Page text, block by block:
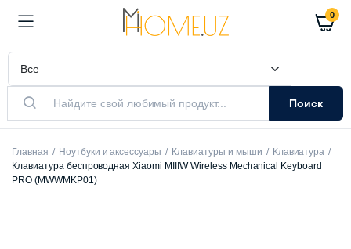
0
Поиск
Главная Ноутбуки и аксессуары Клавиатуры и мыши
Клавиатура
Клавиатура беспроводная Xiaomi MIIIW Wireless Mechanical Keyboard
PRO (MWWMKP01)